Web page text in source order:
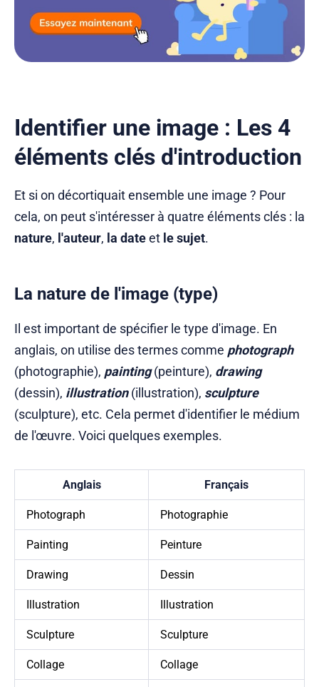
Identifier une image : Les 4
éléments clés d'introduction
Et si on décortiquait ensemble une image ? Pour
cela, on peut s'intéresser à quatre éléments clés : la
nature, l'auteur, la dateet le sujet.
La nature de l'image (type)
Il est important de spécifier le type d'image. En
anglais, on utilise des termes comme photograph
(photographie), painting(peinture), drawing
(dessin), illustration(illustration), sculpture
(sculpture), etc. Cela permet d'identifier le médium
de l'œuvre. Voici quelques exemples.
Anglais Français
Photograph Photographie
Painting Peinture
Drawing Dessin
Illustration Illustration
Sculpture Sculpture
Collage Collage